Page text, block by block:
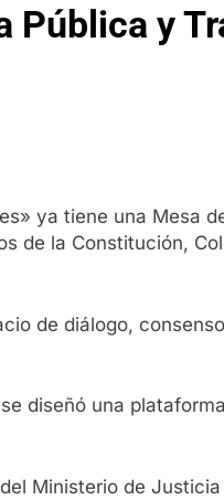
Pública y
ya tiene una Mesa
de la Constitución,
de diálogo,
diseñó una
Ministerio de